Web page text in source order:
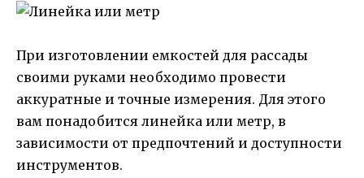
При изготовлении емкостей для рассады
своими руками необходимо провести
аккуратные и точные измерения. Для этого
вам понадобится линейка или метр, в
зависимости от предпочтений и доступности
инструментов.